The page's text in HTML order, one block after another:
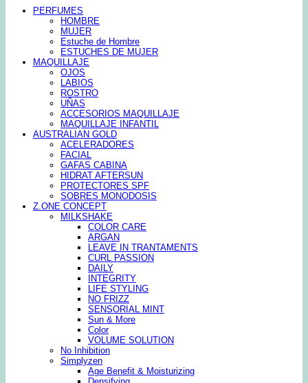
PERFUMES
HOMBRE
MUJER
Estuche de Hombre
ESTUCHES DE MUJER
MAQUILLAJE
OJOS
LABIOS
ROSTRO
UÑAS
ACCESORIOS MAQUILLAJE
MAQUILLAJE INFANTIL
AUSTRALIAN GOLD
ACELERADORES
FACIAL
GAFAS CABINA
HIDRAT AFTERSUN
PROTECTORES SPF
SOBRES MONODOSIS
Z.ONE CONCEPT
MILKSHAKE
COLOR CARE
ARGAN
LEAVE IN TRANTAMENTS
CURL PASSION
DAILY
INTEGRITY
LIFE STYLING
NO FRIZZ
SENSORIAL MINT
Sun & More
Color
VOLUME SOLUTION
No Inhibition
Simplyzen
Age Benefit & Moisturizing